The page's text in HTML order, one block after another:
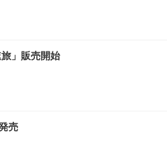
」販売開始
売